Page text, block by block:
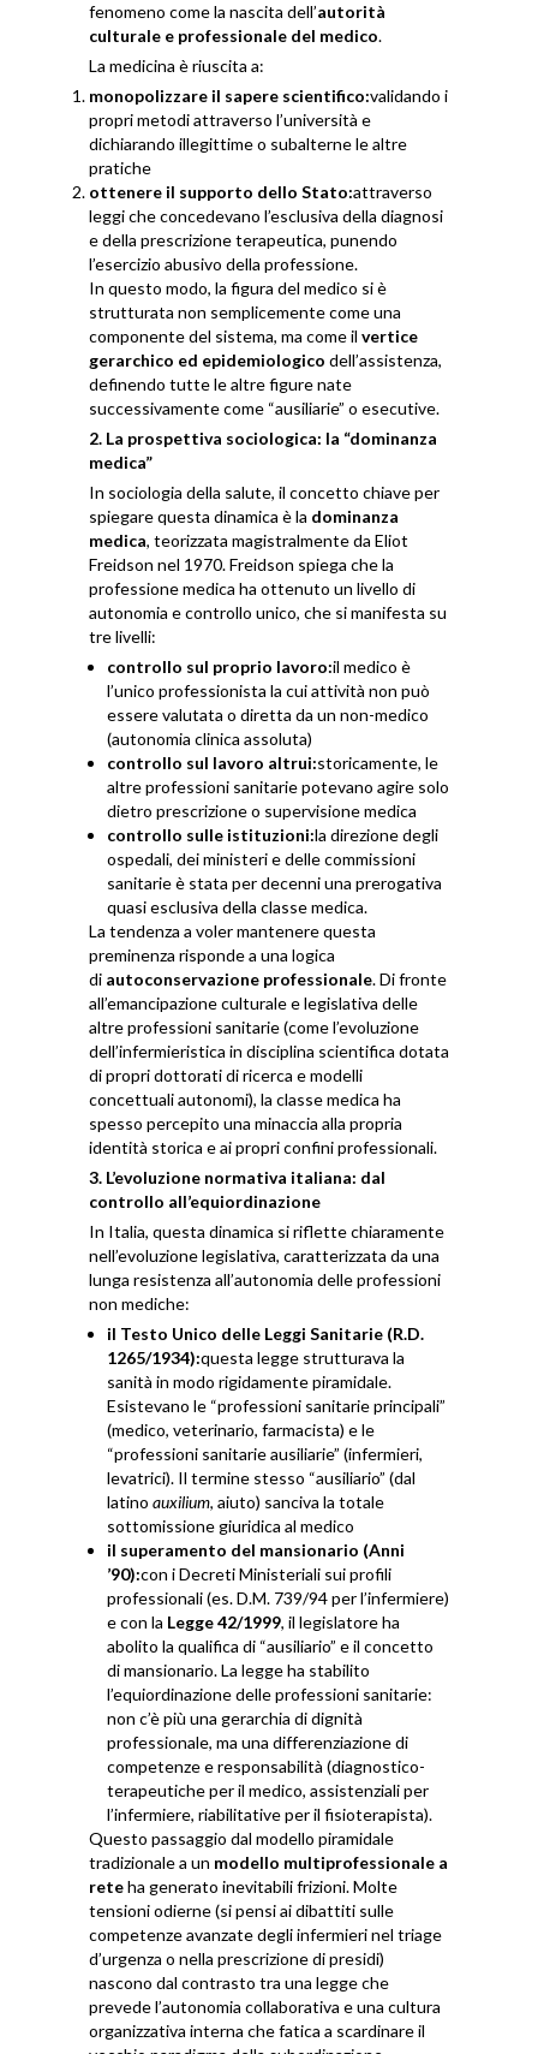
fenomeno come la nascita dell’autorità
culturale e professionale del medico.
La medicina è riuscita a:
monopolizzare il sapere scientifico:validando i
propri metodi attraverso l’università e
dichiarando illegittime o subalterne le altre
pratiche
ottenere il supporto dello Stato:attraverso
leggi che concedevano l’esclusiva della diagnosi
e della prescrizione terapeutica, punendo
l’esercizio abusivo della professione.
In questo modo, la figura del medico si è
strutturata non semplicemente come una
componente del sistema, ma come il vertice
gerarchico ed epidemiologico dell’assistenza,
definendo tutte le altre figure nate
successivamente come “ausiliarie” o esecutive.
2. La prospettiva sociologica: la “dominanza
medica”
In sociologia della salute, il concetto chiave per
spiegare questa dinamica è la dominanza
medica, teorizzata magistralmente da Eliot
Freidson nel 1970. Freidson spiega che la
professione medica ha ottenuto un livello di
autonomia e controllo unico, che si manifesta su
tre livelli:
controllo sul proprio lavoro:il medico è
l’unico professionista la cui attività non può
essere valutata o diretta da un non-medico
(autonomia clinica assoluta)
controllo sul lavoro altrui:storicamente, le
altre professioni sanitarie potevano agire solo
dietro prescrizione o supervisione medica
controllo sulle istituzioni:la direzione degli
ospedali, dei ministeri e delle commissioni
sanitarie è stata per decenni una prerogativa
quasi esclusiva della classe medica.
La tendenza a voler mantenere questa
preminenza risponde a una logica
di autoconservazione professionale. Di fronte
all’emancipazione culturale e legislativa delle
altre professioni sanitarie (come l’evoluzione
dell’infermieristica in disciplina scientifica dotata
di propri dottorati di ricerca e modelli
concettuali autonomi), la classe medica ha
spesso percepito una minaccia alla propria
identità storica e ai propri confini professionali.
3. L’evoluzione normativa italiana: dal
controllo all’equiordinazione
In Italia, questa dinamica si riflette chiaramente
nell’evoluzione legislativa, caratterizzata da una
lunga resistenza all’autonomia delle professioni
non mediche:
il Testo Unico delle Leggi Sanitarie (R.D.
1265/1934):questa legge strutturava la
sanità in modo rigidamente piramidale.
Esistevano le “professioni sanitarie principali”
(medico, veterinario, farmacista) e le
“professioni sanitarie ausiliarie” (infermieri,
levatrici). Il termine stesso “ausiliario” (dal
latino auxilium, aiuto) sanciva la totale
sottomissione giuridica al medico
il superamento del mansionario (Anni
’90):con i Decreti Ministeriali sui profili
professionali (es. D.M. 739/94 per l’infermiere)
e con la Legge 42/1999, il legislatore ha
abolito la qualifica di “ausiliario” e il concetto
di mansionario. La legge ha stabilito
l’equiordinazione delle professioni sanitarie:
non c’è più una gerarchia di dignità
professionale, ma una differenziazione di
competenze e responsabilità (diagnostico-
terapeutiche per il medico, assistenziali per
l’infermiere, riabilitative per il fisioterapista).
Questo passaggio dal modello piramidale
tradizionale a un modello multiprofessionale a
reteha generato inevitabili frizioni. Molte
tensioni odierne (si pensi ai dibattiti sulle
competenze avanzate degli infermieri nel triage
d’urgenza o nella prescrizione di presidi)
nascono dal contrasto tra una legge che
prevede l’autonomia collaborativa e una cultura
organizzativa interna che fatica a scardinare il